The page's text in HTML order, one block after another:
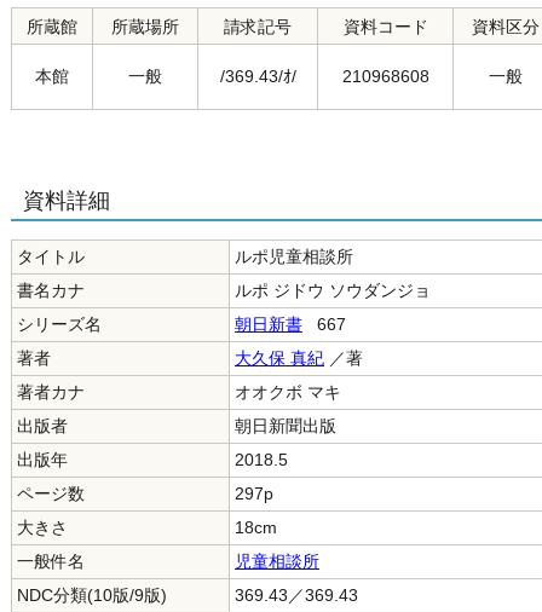
所蔵館 所蔵場所 請求記号 資料コード 資料区分
本館 一般 /369.43/ｵ/ 210968608 一般
資料詳細
タイトル
ルポ児童相談所
書名カナ
ルポ ジドウ ソウダンジョ
シリーズ名
朝日新書 667
著者
大久保 真紀 ／著
著者カナ
オオクボ マキ
出版者
朝日新聞出版
出版年
2018.5
ページ数
297p
大きさ
18cm
一般件名
児童相談所
NDC分類(10版/9版)
369.43／369.43